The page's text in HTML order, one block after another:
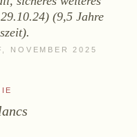
(9,5 Jahre
NOVEMBER 2025